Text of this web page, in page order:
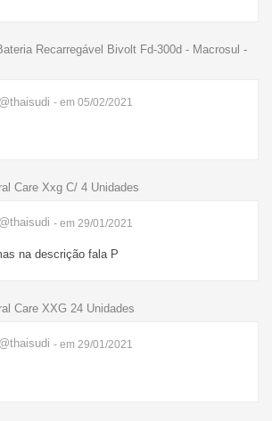
Recarregável Bivolt Fd-300d - Macrosul -
@thaisudi - em 05/02/2021
Care Xxg C/ 4 Unidades
@thaisudi - em 29/01/2021
na descrição fala P
Care XXG 24 Unidades
@thaisudi - em 29/01/2021